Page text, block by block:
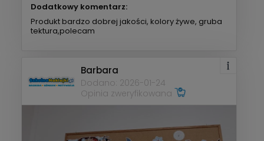
Dodatkowy komentarz:
Produkt bardzo dobrej jakości, kolory żywe, gruba
tektura,polecam
Barbara
Dodano: 2026-01-24
Opinia zweryfikowana